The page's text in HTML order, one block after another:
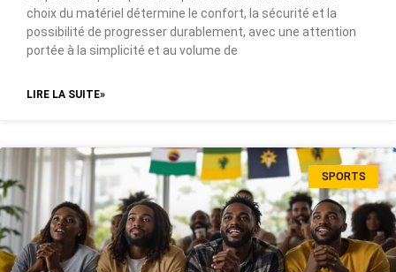
choix du matériel détermine le confort, la sécurité et la
possibilité de progresser durablement, avec une attention
portée à la simplicité et au volume de
LIRE LA SUITE»
SPORTS